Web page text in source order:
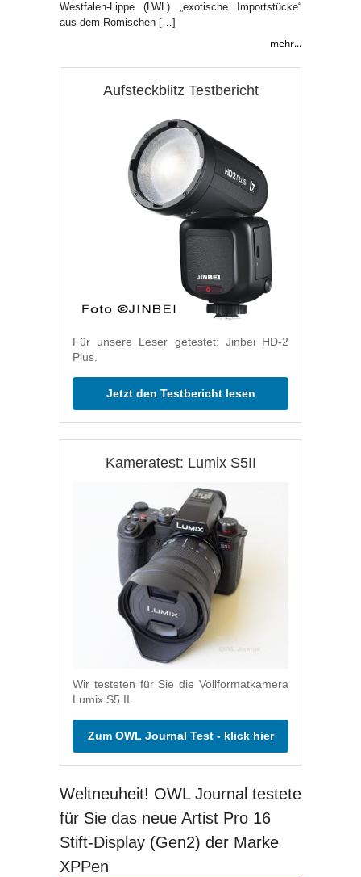
Westfalen-Lippe (LWL) „exotische Importstücke“
aus dem Römischen […]
mehr...
Aufsteckblitz Testbericht
Für unsere Leser getestet: Jinbei HD-2
Plus.
Jetzt den Testbericht lesen
Kameratest: Lumix S5II
Wir testeten für Sie die Vollformatkamera
Lumix S5 II.
Zum OWL Journal Test - klick hier
Weltneuheit! OWL Journal testete
für Sie das neue Artist Pro 16
Stift-Display (Gen2) der Marke
XPPen